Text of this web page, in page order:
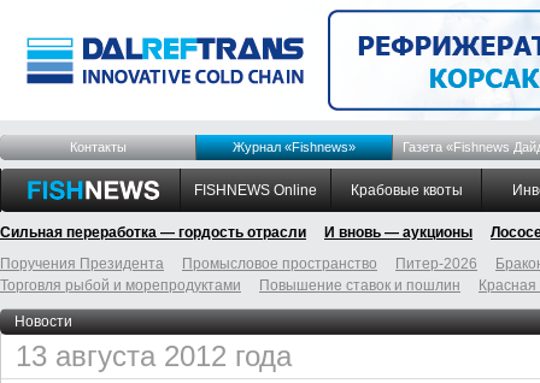
Контакты Журнал «Fishnews» Газета «Fishnews
FISHNEWS Online Крабовые квоты
Сильная переработка — гордость отрасли И вновь — аукционы
Поручения Президента
Промысловое пространство Питер-2026
Торговля рыбой и морепродуктами
Повышение ставок и пошлин
Новости
13 августа 2012 года